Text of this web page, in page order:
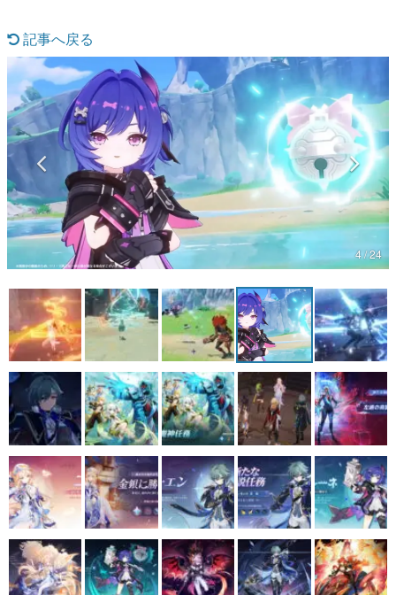
なんでゲームは面白い？
ゲーム開発者・hamatsu氏がゲームの魅力を画面や操作の
具体的な形から解き明かしていく、硬派で骨太な評論連載
です。
ゲームが変えた日本語
「経験値」「裏技」「ラスボス」… ゲームにまつわる言葉
の起源や用法の変遷を、コンピューター文化史研究家・タ
イニーP氏が徹底調査。
カテゴリ
特集記事
マンガ
女性向け
アプリレビュー
その他
電ファミニコゲーマーとは？
運営：株式会社マレ
記事へ戻る
4 / 24